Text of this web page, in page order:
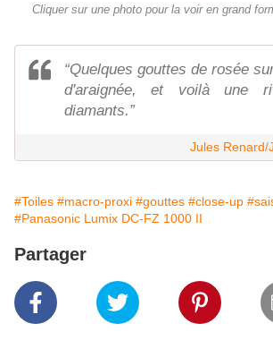
Cliquer sur une photo pour la voir en grand
“Quelques gouttes de rosée
d'araignée, et voilà une
diamants.”
Jules Renard/
#Toiles #macro-proxi #gouttes #close-up
#Panasonic Lumix DC-FZ 1000 II
Partager